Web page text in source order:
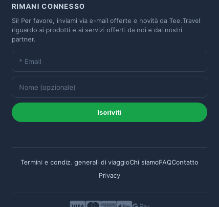
RIMANI CONNESSO
Sì! Per favore, inviami via e-mail offerte e novità da Tee.Travel
riguardo ai prodotti e ai servizi offerti da noi e dai nostri
partner.
Iscriviti
Termini e condiz. generali di viaggioChi siamoFAQContatto
Privacy